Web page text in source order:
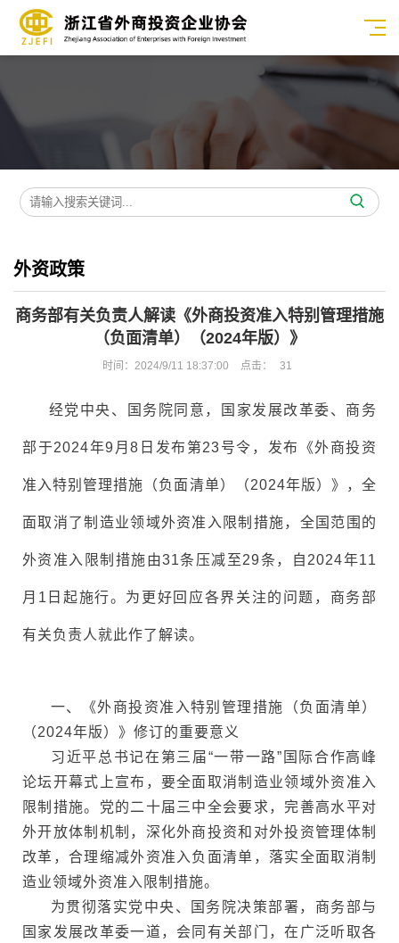
外资政策
商务部有关负责人解读《外商投资准入特别管理措施
（负面清单）（2024年版）》
时间：2024/9/11 18:37:00 点击： 31
经党中央、国务院同意，国家发展改革委、商务
部于2024年9月8日发布第23号令，发布《外商投资
准入特别管理措施（负面清单）（2024年版）》，全
面取消了制造业领域外资准入限制措施，全国范围的
外资准入限制措施由31条压减至29条，自2024年11
月1日起施行。为更好回应各界关注的问题，商务部
有关负责人就此作了解读。
一、《外商投资准入特别管理措施（负面清单）
（2024年版）》修订的重要意义
习近平总书记在第三届“一带一路”国际合作高峰
论坛开幕式上宣布，要全面取消制造业领域外资准入
限制措施。党的二十届三中全会要求，完善高水平对
外开放体制机制，深化外商投资和对外投资管理体制
改革，合理缩减外资准入负面清单，落实全面取消制
造业领域外资准入限制措施。
为贯彻落实党中央、国务院决策部署，商务部与
国家发展改革委一道，会同有关部门，在广泛听取各